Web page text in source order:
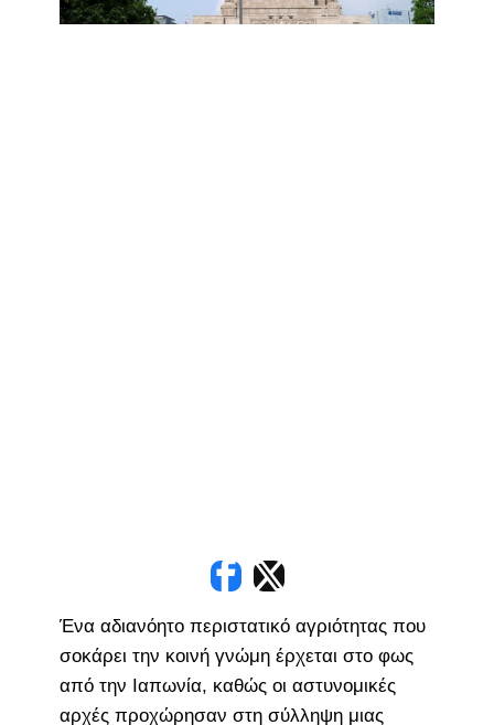
Ένα αδιανόητο περιστατικό αγριότητας που
σοκάρει την κοινή γνώμη έρχεται στο φως
από την Ιαπωνία, καθώς οι αστυνομικές
αρχές προχώρησαν στη σύλληψη μιας